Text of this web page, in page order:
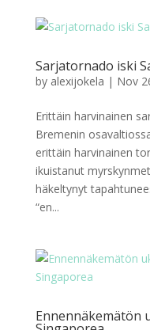
Sarjatornado iski
by alexijokela | Nov
Erittäin harvinainen
Bremenin
erittäin harvinainen
ikuistanut
häkeltynyt
“en...
Ennennäkemätön